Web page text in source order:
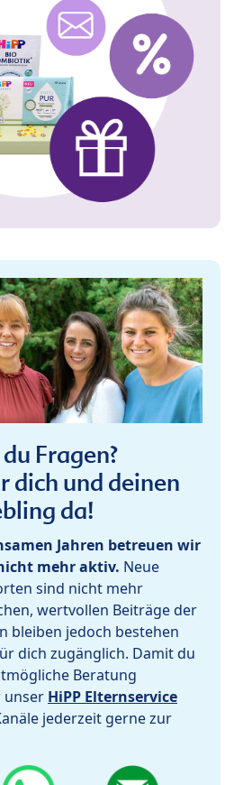
Fragen?
dich und deinen
da!
Jahren betreuen wir
mehr aktiv. Neue
sind nicht mehr
wertvollen Beiträge der
bleiben jedoch bestehen
dich zugänglich. Damit du
Beratung
unser HiPP Elternservice
jederzeit gerne zur